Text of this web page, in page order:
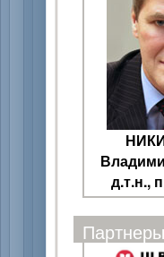
д.т.н.,
Партнеры